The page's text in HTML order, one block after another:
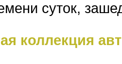
суток,
коллекция